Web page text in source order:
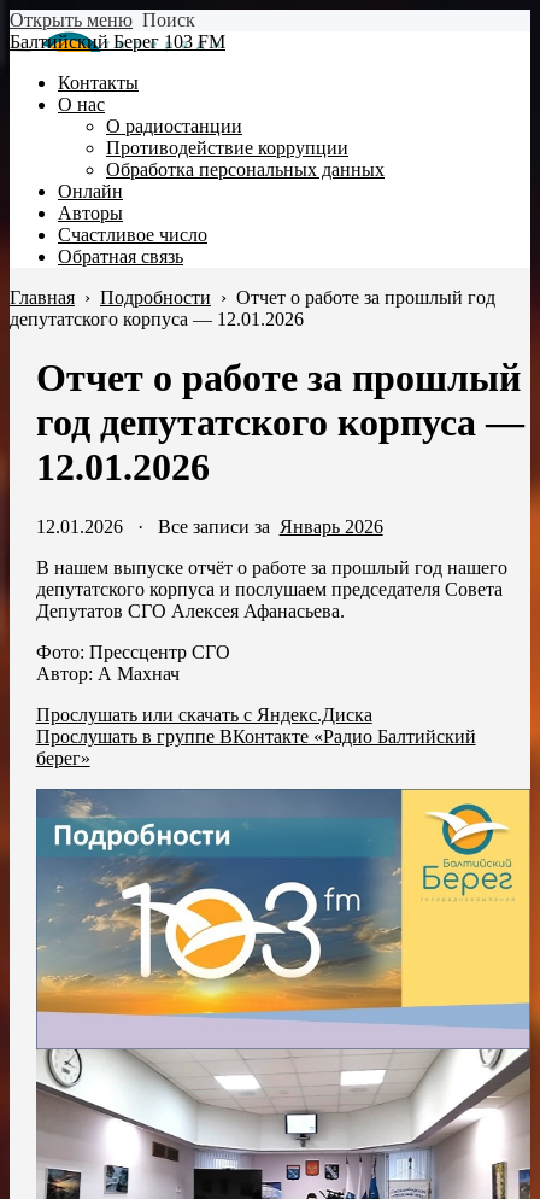
Открыть меню Поиск
Балтийский Берег 103 FM
Контакты
О нас
О радиостанции
Противодействие коррупции
Обработка персональных данных
Онлайн
Авторы
Счастливое число
Обратная связь
Главная › Подробности › Отчет о работе за прошлый год
депутатского корпуса — 12.01.2026
Отчет о работе за прошлый
год депутатского корпуса —
12.01.2026
12.01.2026· Все записи за Январь 2026
В нашем выпуске отчёт о работе за прошлый год нашего
депутатского корпуса и послушаем председателя Совета
Депутатов СГО Алексея Афанасьева.
Фото: Прессцентр СГО
Автор: А Махнач
Прослушать или скачать с Яндекс.Диска
Прослушать в группе ВКонтакте «Радио Балтийский
берег»